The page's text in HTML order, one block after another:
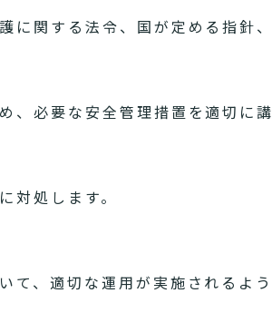
関する法令、国が定める指針
必要な安全管理措置を適切に講
対処します。
て、適切な運用が実施されるよ